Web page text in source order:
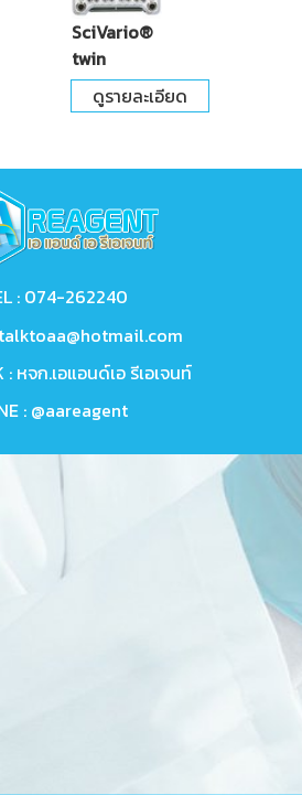
SciVario®
twin
ดูรายละเอียด
: 074-262240
talktoaa@hotmail.com
: หจก.เอแอนด์เอ รีเอเจนท์
: @aareagent